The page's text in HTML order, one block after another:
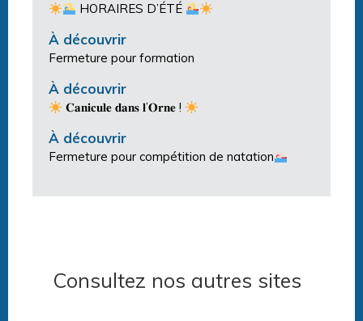
HORAIRES D’ÉTÉ
À découvrir
Fermeture pour formation
À découvrir
𝐂𝐚𝐧𝐢𝐜𝐮𝐥𝐞 𝐝𝐚𝐧𝐬 𝐥’𝐎𝐫𝐧𝐞 !
À découvrir
Fermeture pour compétition de natation
Consultez nos autres sites